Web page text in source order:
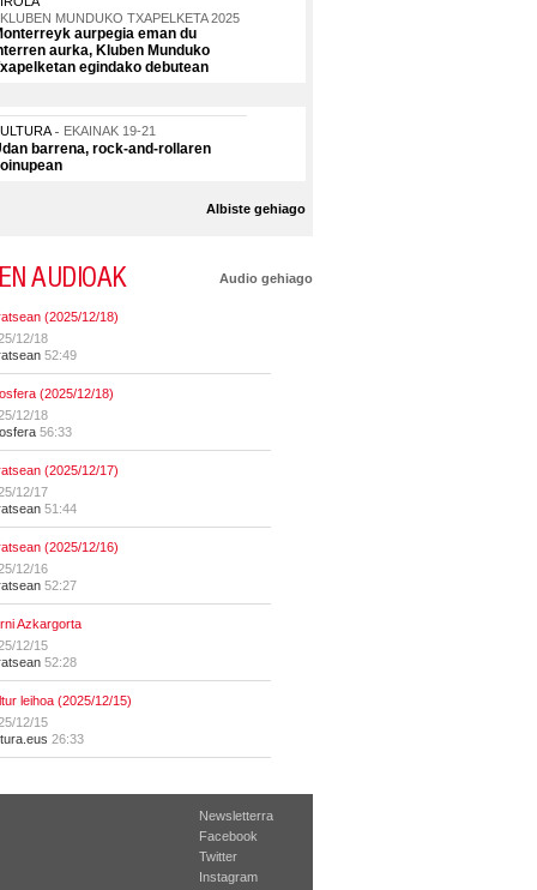
KLUBEN MUNDUKO TXAPELKETA 2025
aurpegia eman du
aurka, Kluben Munduko
egindako debutean
EKAINAK 19-21
barrena, rock-and-rollaren
Albiste gehiago
AUDIOAK Audio gehiago
(2025/12/18)
12/18
52:49
(2025/12/18)
12/18
56:33
(2025/12/17)
12/17
51:44
(2025/12/16)
12/16
52:27
Azkargorta
12/15
52:28
leihoa (2025/12/15)
12/15
26:33
Newsletterra
Facebook
Twitter
Instagram